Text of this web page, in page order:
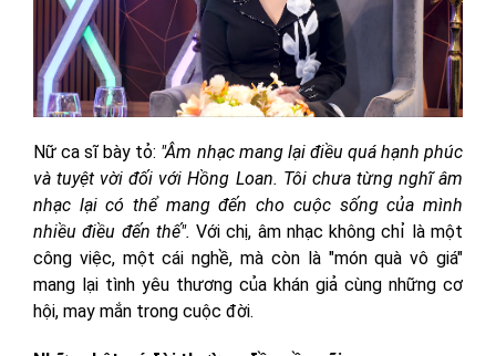
Nữ ca sĩ bày tỏ: "Âm nhạc mang lại điều quá hạnh phúc
và tuyệt vời đối với Hồng Loan. Tôi chưa từng nghĩ âm
nhạc lại có thể mang đến cho cuộc sống của mình
nhiều điều đến thế". Với chị, âm nhạc không chỉ là một
công việc, một cái nghề, mà còn là "món quà vô giá"
mang lại tình yêu thương của khán giả cùng những cơ
hội, may mắn trong cuộc đời.